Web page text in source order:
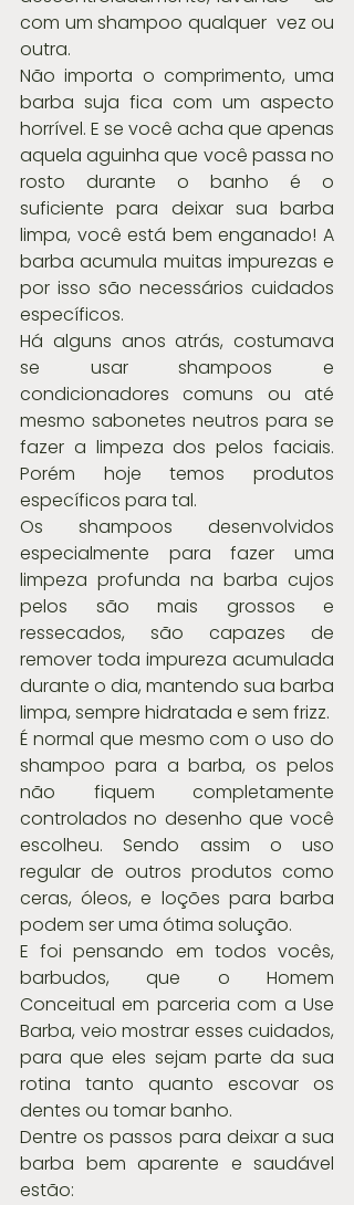
com um shampoo qualquer  vez ou
outra.
Não importa o comprimento, uma
barba suja fica com um aspecto
horrível. E se você acha que apenas
aquela aguinha que você passa no
rosto durante o banho é o
suficiente para deixar sua barba
limpa, você está bem enganado! A
barba acumula muitas impurezas e
por isso são necessários cuidados
específicos.
Há alguns anos atrás, costumava
se usar shampoos e
condicionadores comuns ou até
mesmo sabonetes neutros para se
fazer a limpeza dos pelos faciais.
Porém hoje temos produtos
específicos para tal.
Os shampoos desenvolvidos
especialmente para fazer uma
limpeza profunda na barba cujos
pelos são mais grossos e
ressecados, são capazes de
remover toda impureza acumulada
durante o dia, mantendo sua barba
limpa, sempre hidratada e sem frizz.
É normal que mesmo com o uso do
shampoo para a barba, os pelos
não fiquem completamente
controlados no desenho que você
escolheu. Sendo assim o uso
regular de outros produtos como
ceras, óleos, e loções para barba
podem ser uma ótima solução.
E foi pensando em todos vocês,
barbudos, que o Homem
Conceitual em parceria com a Use
Barba, veio mostrar esses cuidados,
para que eles sejam parte da sua
rotina tanto quanto escovar os
dentes ou tomar banho.
Dentre os passos para deixar a sua
barba bem aparente e saudável
estão: